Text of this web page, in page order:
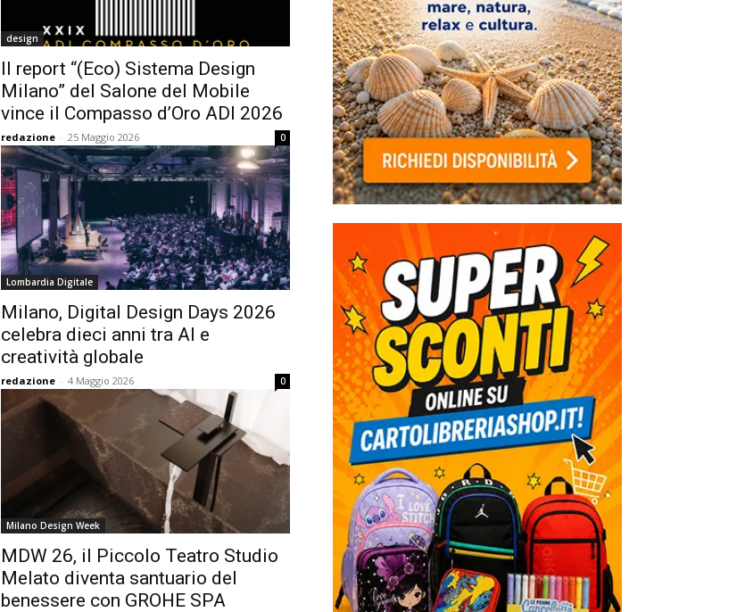
design
Il report “(Eco) Sistema Design
Milano” del Salone del Mobile
vince il Compasso d’Oro ADI 2026
redazione - 25 Maggio 2026 0
Lombardia Digitale
Milano, Digital Design Days 2026
celebra dieci anni tra AI e
creatività globale
redazione - 4 Maggio 2026 0
Milano Design Week
MDW 26, il Piccolo Teatro Studio
Melato diventa santuario del
benessere con GROHE SPA